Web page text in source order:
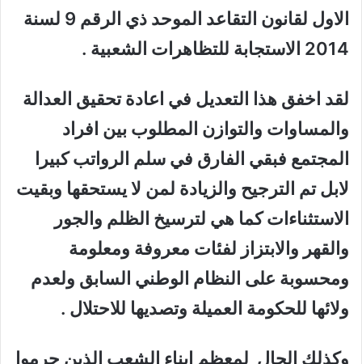
الاول لقانون التقاعد الموحد ذي الرقم 9 لسنة
2014 الاستجابة للتظاهرات الشعبية .
لقد اخفق هذا التعديل في اعادة تحقيق العدالة
والمساوات والتوازن المطلوب بين افراد
المجتمع فبقي الفارق في سلم الرواتب كبيرا
لابل تم الترجيح والزيادة لمن لا يستحقها وبقيت
الاستثناءات كما هي لترسيخ الظلم والجور
والقهر والابتزاز لفئات معروفة ومعلومة
ومحسوبة على النظام الوطني السابق ولعدم
ولائها للحكومة العميلة وتصديها للاحتلال .
وكذلك الحال لمعظم ابناء الشعب الذين حرموا